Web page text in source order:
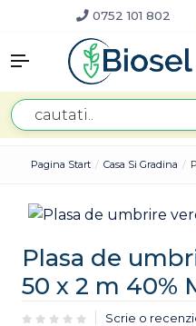
0752 101 802
Pagina Start Casa Si Gradina
Plasa de
50 x 2 m 40%
Scrie o